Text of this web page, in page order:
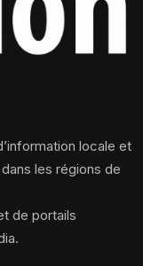
locale et
les régions de
de portails